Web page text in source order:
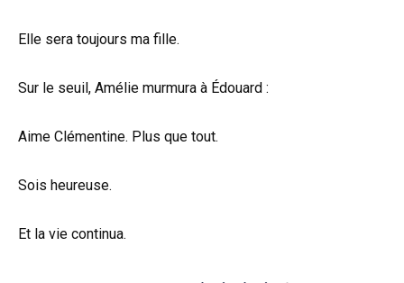
Elle sera toujours ma fille.
Sur le seuil, Amélie murmura à Édouard :
Aime Clémentine. Plus que tout.
Sois heureuse.
Et la vie continua.